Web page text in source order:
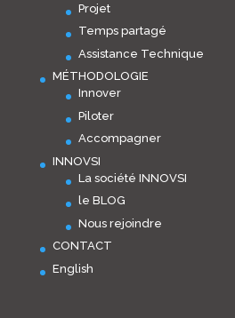
Projet
Temps partagé
Assistance Technique
MÉTHODOLOGIE
Innover
Piloter
Accompagner
INNOVSI
La société INNOVSI
le BLOG
Nous rejoindre
CONTACT
English